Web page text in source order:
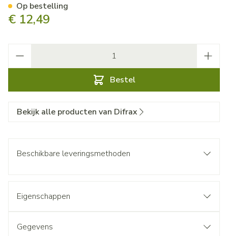
€ 12,49
Bestel
Op bestelling
Bekijk alle producten van Difrax
Beschikbare leveringsmethoden
Eigenschappen
Gegevens